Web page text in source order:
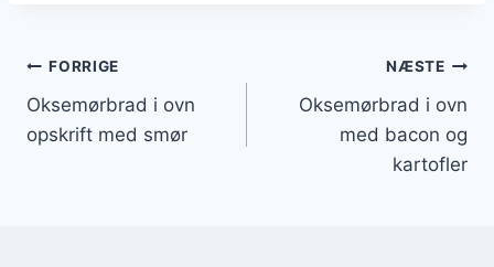
Indlægsnavigation
FORRIGE
Oksemørbrad i ovn
opskrift med smør
NÆSTE
Oksemørbrad i ovn
med bacon og
kartofler